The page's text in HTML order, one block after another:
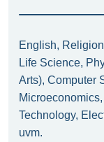
English,
Life Science,
Arts), Computer
Technology,
uvm.